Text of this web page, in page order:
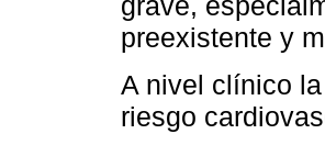
preexistente y
A nivel clínico
riesgo